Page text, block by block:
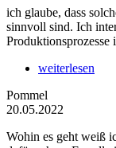
ich glaube, dass
sinnvoll sind. Ich
Produktionsprozesse
weiterlesen
Pommel
20.05.2022
Wohin es geht weiß